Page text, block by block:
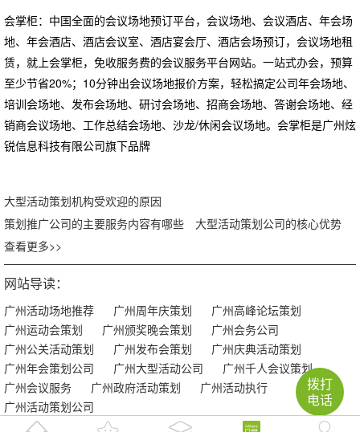
会掌柜：中国全面的会议场地预订平台，会议场地、会议酒店、年会场
地、年会酒店、酒店会议室、酒店宴会厅、酒店会场预订，会议场地租
赁，就上会掌柜，免收服务费的会议服务平台网站。一站式办会，预算
至少节省20%；10分钟出会议场地报价方案，轻松搞定公司年会场地、
培训会场地、发布会场地、研讨会场地、招商会场地、答谢会场地、经
销商会议场地、工作总结会场地、沙龙/休闲会议场地。会掌柜是广州炫
锐信息科技有限公司旗下品牌
大型活动策划机构受欢迎的原因
策划推广公司的主要服务内容有哪些
大型活动策划公司的核心优势
查看更多>>
网站导读：
广州活动场地推荐 广州周年庆策划
广州高峰论坛策划
广州运动会策划
广州颁奖晚会策划
广州会务公司
广州公关活动策划
广州发布会策划
广州庆典活动策划
广州年会策划公司
广州大型活动公司
广州千人会议策划
广州会议服务
广州政府活动策划
广州活动执行
广州活动策划公司
拨打
电话